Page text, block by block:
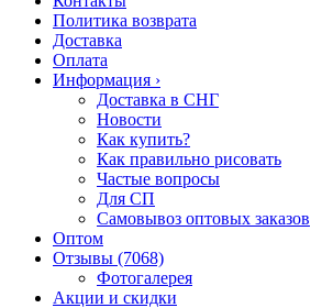
Политика возврата
Доставка
Оплата
Информация ›
Доставка в СНГ
Новости
Как купить?
Как правильно рисовать
Частые вопросы
Для СП
Самовывоз оптовых заказов
Оптом
Отзывы (7068)
Фотогалерея
Акции и скидки